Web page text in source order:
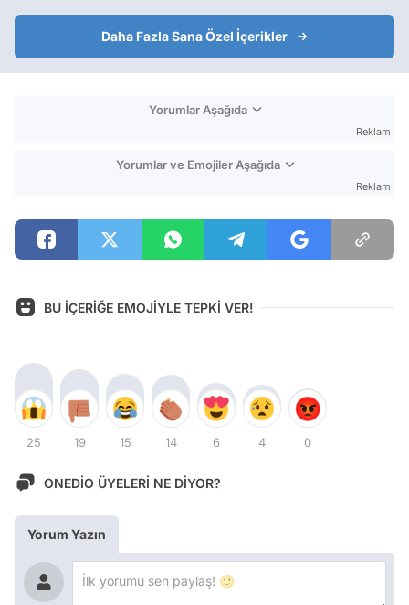
Daha Fazla Sana Özel İçerikler
Yorumlar Aşağıda
Reklam
Yorumlar ve Emojiler Aşağıda
Reklam
BU İÇERİĞE EMOJİYLE TEPKİ VER!
25 19 15 14 6 4 0
ONEDİO ÜYELERİ NE DİYOR?
Yorum Yazın